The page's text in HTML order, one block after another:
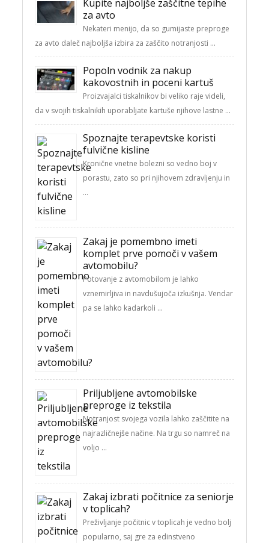
Kupite najboljše zaščitne tepihe
za avto
Nekateri menijo, da so gumijaste preproge
za avto daleč najboljša izbira za zaščito notranjosti …
Popoln vodnik za nakup
kakovostnih in poceni kartuš
Proizvajalci tiskalnikov bi veliko raje videli,
da v svojih tiskalnikih uporabljate kartuše njihove lastne …
Spoznajte terapevtske koristi
fulvične kisline
Kronične vnetne bolezni so vedno boj v
porastu, zato so pri njihovem zdravljenju in
…
Zakaj je pomembno imeti
komplet prve pomoči v vašem
avtomobilu?
Potovanje z avtomobilom je lahko
vznemirljiva in navdušujoča izkušnja. Vendar
pa se lahko kadarkoli …
Priljubljene avtomobilske
preproge iz tekstila
Notranjost svojega vozila lahko zaščitite na
najrazličnejše načine. Na trgu so namreč na
voljo …
Zakaj izbrati počitnice za seniorje
v toplicah?
Preživljanje počitnic v toplicah je vedno bolj
popularno, saj gre za edinstveno